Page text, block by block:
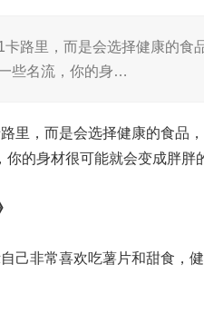
卡路里，而是会选择健康的食
些名流，你的身…
里，而是会选择健康的食品
的身材很可能就会变成胖胖
己非常喜欢吃薯片和甜食，